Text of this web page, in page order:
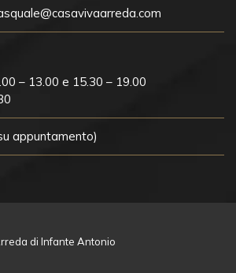
– 13.00 e 15.30 – 19.00
appuntamento)
di Infante Antonio